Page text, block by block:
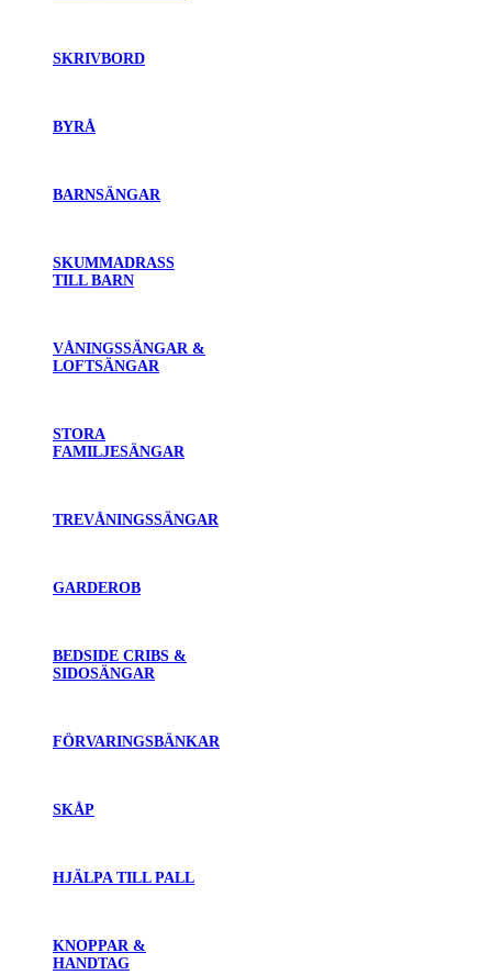
SKRIVBORD
BYRÅ
BARNSÄNGAR
SKUMMADRASS
TILL BARN
VÅNINGSSÄNGAR &
LOFTSÄNGAR
STORA
FAMILJESÄNGAR
TREVÅNINGSSÄNGAR
GARDEROB
BEDSIDE CRIBS &
SIDOSÄNGAR
FÖRVARINGSBÄNKAR
SKÅP
HJÄLPA TILL PALL
KNOPPAR &
HANDTAG